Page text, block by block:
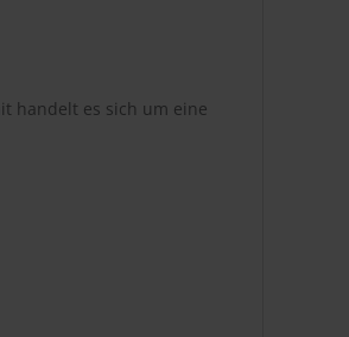
handelt es sich um eine